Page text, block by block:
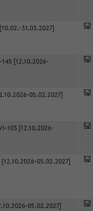
31.03.2027]
[12.10.2026-
05.02.2027]
103 [12.10.2026-
05.02.2027]
05.02.2027]